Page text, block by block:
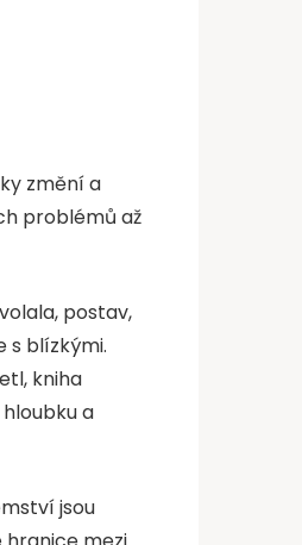
změní a
problémů až
postav,
s blízkými.
kniha
a
jsou